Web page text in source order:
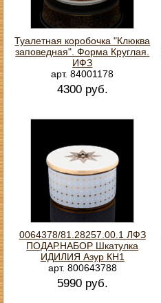
Туалетная коробочка "Клюква
заповедная". Форма Круглая.
ИФЗ
арт. 84001178
4300 руб.
0064378/81.28257.00.1 ЛФЗ
ПОДАР.НАБОР Шкатулка
ИДИЛИЯ Азур КН1
арт. 800643788
5990 руб.